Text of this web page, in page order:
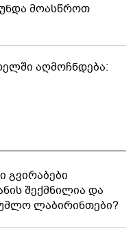
უნდა მოასწროთ
აღმოჩნდება:
გვირაბები
შექმნილია და
ლაბირინთები?